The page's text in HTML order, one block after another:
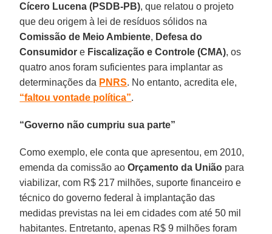
Cícero Lucena (PSDB-PB), que relatou o projeto
que deu origem à lei de resíduos sólidos na
Comissão de Meio Ambiente, Defesa do
Consumidor e Fiscalização e Controle (CMA), os
quatro anos foram suficientes para implantar as
determinações da PNRS. No entanto, acredita ele,
“faltou vontade política”.
“Governo não cumpriu sua parte”
Como exemplo, ele conta que apresentou, em 2010,
emenda da comissão aoOrçamento da União para
viabilizar, com R$ 217 milhões, suporte financeiro e
técnico do governo federal à implantação das
medidas previstas na lei em cidades com até 50 mil
habitantes. Entretanto, apenas R$ 9 milhões foram